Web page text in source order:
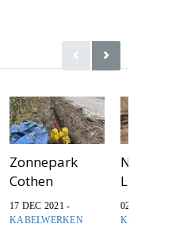
Zonnepark
Cothen
17 DEC 2021 -
KABELWERKEN
Nieuwe
Lunteren
02 JUL 2021 -